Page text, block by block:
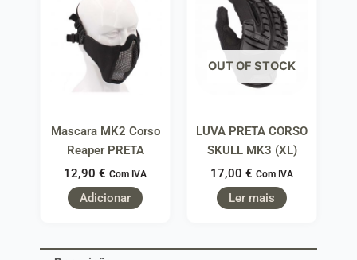
Mascara MK2 Corso
Reaper PRETA
12,90 € Com IVA
Adicionar
OUT OF STOCK
LUVA PRETA CORSO
SKULL MK3 (XL)
17,00 € Com IVA
Ler mais